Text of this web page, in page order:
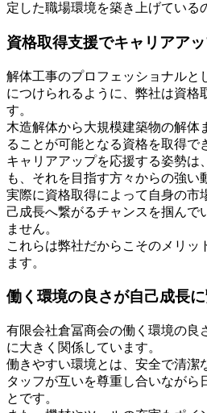
定した職場環境を築き上げている
資格取得支援でキャリアア
解体工事のプロフェッショナルと
につけられるように、弊社は資格
す。
木造解体から大規模建築物の解体
ることが可能となる資格を取得で
キャリアアップを応援する姿勢は
も、それを目指す方々からの強い
実際に資格取得によって自身の市
己成長へ繋がるチャンスを掴んで
ません。
これらは弊社だからこそのメリッ
ます。
働く環境の良さが自己成長
有限会社倉冨商会の働く環境の良
に大きく関係しています。
働きやすい環境とは、安全で清潔
タッフが互いを尊重し合いながら
とです。